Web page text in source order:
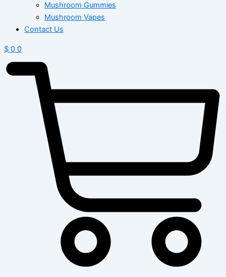
Mushroom Gummies
Mushroom Vapes
Contact Us
$ 0 0